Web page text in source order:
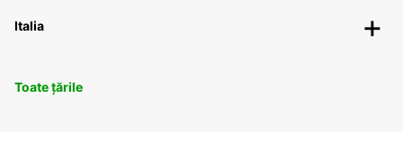
Italia
Toate țările